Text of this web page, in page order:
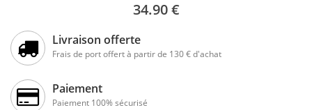
34.90 €
Livraison offerte
Frais de port offert à partir de 130 € d'achat
Paiement
Paiement 100% sécurisé